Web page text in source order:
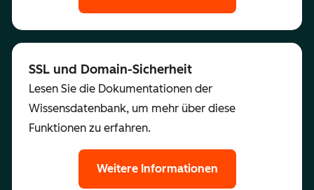
SSL und Domain-Sicherheit
Lesen Sie die Dokumentationen der
Wissensdatenbank, um mehr über diese
Funktionen zu erfahren.
Weitere Informationen